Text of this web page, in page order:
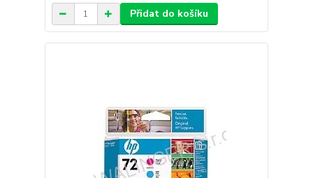
Přidat do košíku